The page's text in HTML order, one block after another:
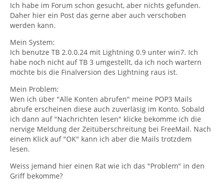
Ich habe im Forum schon gesucht, aber nichts gefunden.
Daher hier ein Post das gerne aber auch verschoben
werden kann.
Mein System:
Ich benutze TB 2.0.0.24 mit Lightning 0.9 unter win7. Ich
habe noch nicht auf TB 3 umgestellt, da ich noch wartern
möchte bis die Finalversion des Lightning raus ist.
Mein Problem:
Wen ich über "Alle Konten abrufen" meine POP3 Mails
abrufe erscheinen diese auch zuverläsig im Konto. Sobald
ich dann auf "Nachrichten lesen" klicke bekomme ich die
nervige Meldung der Zeitüberschreitung bei FreeMail. Nach
einem Klick auf "OK" kann ich aber die Mails trotzdem
lesen.
Weiss jemand hier einen Rat wie ich das "Problem" in den
Griff bekomme?